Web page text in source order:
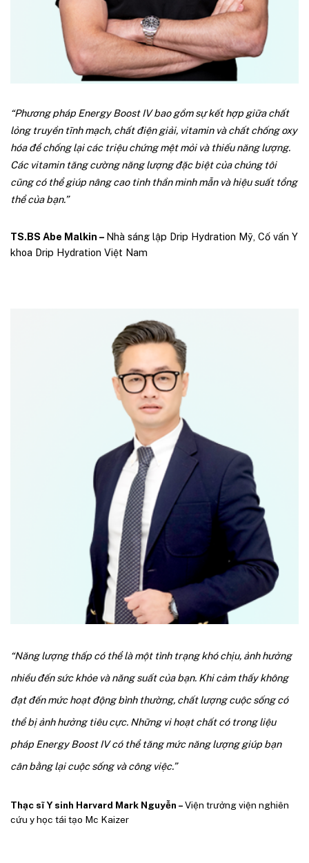
“Phương pháp Energy Boost IV bao gồm sự kết hợp giữa chất
lỏng truyền tĩnh mạch, chất điện giải, vitamin và chất chống oxy
hóa để chống lại các triệu chứng mệt mỏi và thiếu năng lượng.
Các vitamin tăng cường năng lượng đặc biệt của chúng tôi
cũng có thể giúp nâng cao tinh thần minh mẫn và hiệu suất tổng
thể của bạn.”
TS.BS Abe Malkin – Nhà sáng lập Drip Hydration Mỹ, Cố vấn Y
khoa Drip Hydration Việt Nam
“Năng lượng thấp có thể là một tình trạng khó chịu, ảnh hưởng
nhiều đến sức khỏe và năng suất của bạn. Khi cảm thấy không
đạt đến mức hoạt động bình thường, chất lượng cuộc sống có
thể bị ảnh hưởng tiêu cực. Những vi hoạt chất có trong liệu
pháp Energy Boost IV có thể tăng mức năng lượng giúp bạn
cân bằng lại cuộc sống và công việc.”
Thạc sĩ Y sinh Harvard Mark Nguyễn –Viện trưởng viện nghiên
cứu y học tái tạo Mc Kaizer